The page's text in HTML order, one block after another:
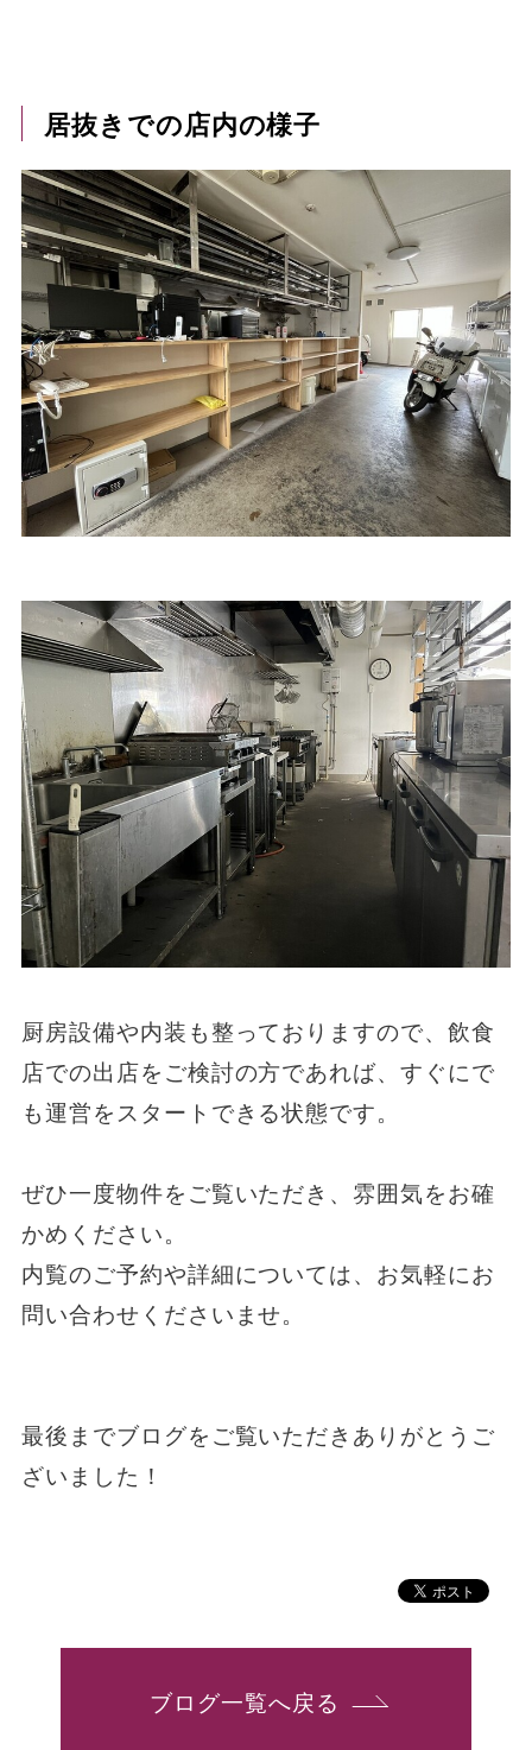
居抜きでの店内の様子
厨房設備や内装も整っておりますので、飲食
店での出店をご検討の方であれば、すぐにで
も運営をスタートできる状態です。
ぜひ一度物件をご覧いただき、雰囲気をお確
かめください。
内覧のご予約や詳細については、お気軽にお
問い合わせくださいませ。
最後までブログをご覧いただきありがとうご
ざいました！
ブログ一覧へ戻る